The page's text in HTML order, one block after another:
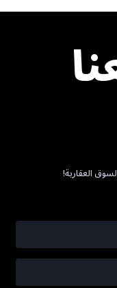
العقارية!